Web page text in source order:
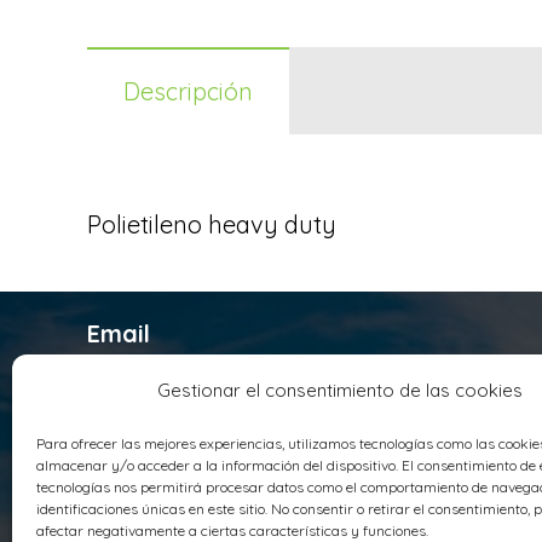
Gestionar el consentimiento de las cookies
Para ofrecer las mejores experiencias, utilizamos tecnologías como las
almacenar y/o acceder a la información del dispositivo. El consentimiento de
tecnologías nos permitirá procesar datos como el comportamiento de
identificaciones únicas en este sitio. No consentir o retirar el consentimiento,
afectar negativamente a ciertas características y funciones.
Descripción
Polietileno heavy duty
Email
+ 57 (60) 1 4178800
Sede Principal
Parque Industrial Santo Domingo AV